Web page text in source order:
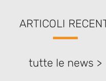
ARTICOLI
tutte le news >